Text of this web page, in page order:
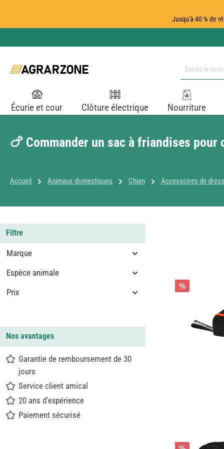
Jusqu'à 40 % de
Écurie et cour Clôture électrique Nourriture
🍗 Commander un sac à friandises pour
Accueil Animaux domestiques Chien Accessoires de
Filtre
Marque
Espèce animale
Prix
Nos avantages
Garantie de remboursement de 30
jours
Service client amical
20 ans d'expérience
Paiement sécurisé
%